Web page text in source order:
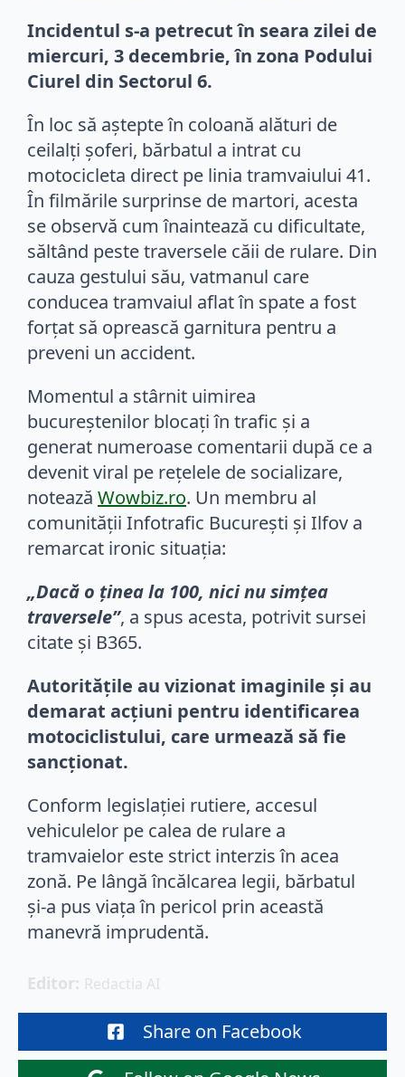
Incidentul s-a petrecut în seara zilei de
miercuri, 3 decembrie, în zona Podului
Ciurel din Sectorul 6.
În loc să aștepte în coloană alături de
ceilalți șoferi, bărbatul a intrat cu
motocicleta direct pe linia tramvaiului 41.
În filmările surprinse de martori, acesta
se observă cum înaintează cu dificultate,
săltând peste traversele căii de rulare. Din
cauza gestului său, vatmanul care
conducea tramvaiul aflat în spate a fost
forțat să oprească garnitura pentru a
preveni un accident.
Momentul a stârnit uimirea
bucureștenilor blocați în trafic și a
generat numeroase comentarii după ce a
devenit viral pe rețelele de socializare,
notează Wowbiz.ro. Un membru al
comunității Infotrafic București și Ilfov a
remarcat ironic situația:
„Dacă o ținea la 100, nici nu simțea
traversele”, a spus acesta, potrivit sursei
citate și B365.
Autoritățile au vizionat imaginile și au
demarat acțiuni pentru identificarea
motociclistului, care urmează să fie
sancționat.
Conform legislației rutiere, accesul
vehiculelor pe calea de rulare a
tramvaielor este strict interzis în acea
zonă. Pe lângă încălcarea legii, bărbatul
și-a pus viața în pericol prin această
manevră imprudentă.
Editor: Redactia AI
Share on Facebook